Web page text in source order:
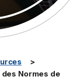
Normes de